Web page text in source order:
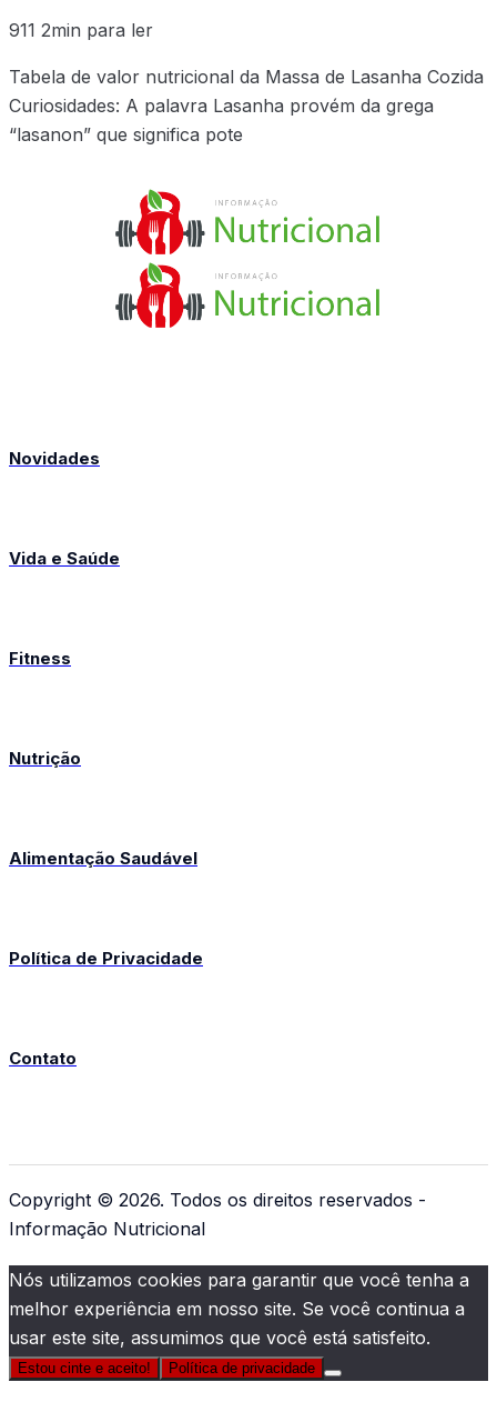
911 2min para ler
Tabela de valor nutricional da Massa de Lasanha Cozida
Curiosidades: A palavra Lasanha provém da grega
“lasanon” que significa pote
Novidades
Vida e Saúde
Fitness
Nutrição
Alimentação Saudável
Política de Privacidade
Contato
Copyright © 2026. Todos os direitos reservados -
Informação Nutricional
Nós utilizamos cookies para garantir que você tenha a
melhor experiência em nosso site. Se você continua a
usar este site, assumimos que você está satisfeito.
Estou cinte e aceito! Política de privacidade